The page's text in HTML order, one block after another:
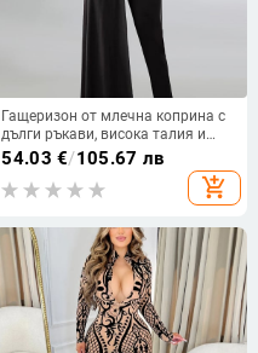
Гащеризон от млечна коприна с
дълги ръкави, висока талия и
микроеластичност
54.03 €/105.67 лв
add_shopping_cart